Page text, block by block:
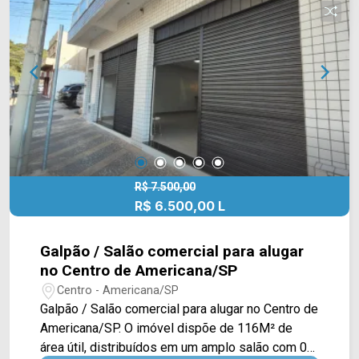
equipe da Arbix Imóveis e agende a sua visita!!
WhatsApp e Telefone: (19) 3475-4546 ARBIX
IMÓVEIS - Presente em cada mudança!
R$ 7.500,00
R$ 6.500,00 L
Galpão / Salão comercial para alugar
no Centro de Americana/SP
Centro - Americana/SP
Galpão / Salão comercial para alugar no Centro de
Americana/SP. O imóvel dispõe de 116M² de
área útil, distribuídos em um amplo salão com 02